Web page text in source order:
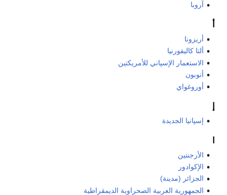
آروبا
أريزونا
ألتا كاليفورنيا
الاستعمار الإسپاني للأمريكتين
أنوبون
أوروغواي
إ
إسپانيا الجديدة
الأرجنتين
الإكوادور
الجزائر (مدينة)
الجمهورية العربية الصحراوية الديمقراطية